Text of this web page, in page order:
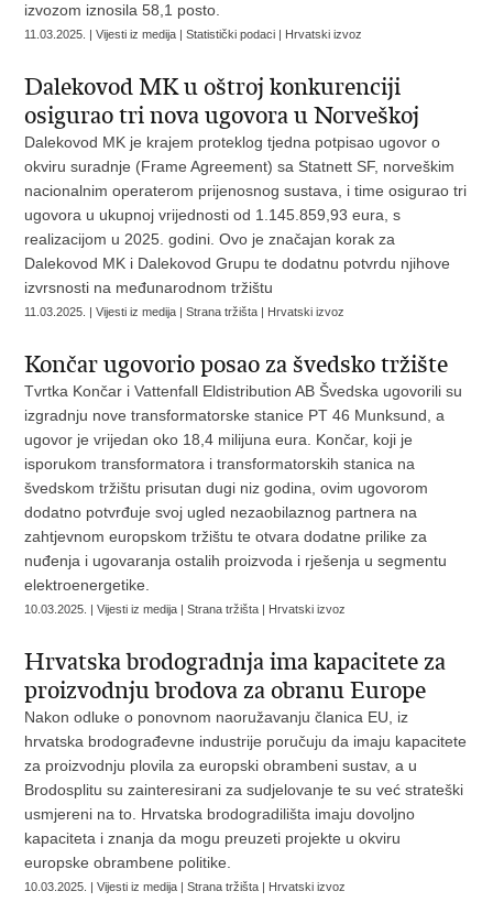
izvozom iznosila 58,1 posto.
11.03.2025. | Vijesti iz medija | Statistički podaci | Hrvatski izvoz
Dalekovod MK u oštroj konkurenciji
osigurao tri nova ugovora u Norveškoj
Dalekovod MK je krajem proteklog tjedna potpisao ugovor o
okviru suradnje (Frame Agreement) sa Statnett SF, norveškim
nacionalnim operaterom prijenosnog sustava, i time osigurao tri
ugovora u ukupnoj vrijednosti od 1.145.859,93 eura, s
realizacijom u 2025. godini. Ovo je značajan korak za
Dalekovod MK i Dalekovod Grupu te dodatnu potvrdu njihove
izvrsnosti na međunarodnom tržištu
11.03.2025. | Vijesti iz medija | Strana tržišta | Hrvatski izvoz
Končar ugovorio posao za švedsko tržište
Tvrtka Končar i Vattenfall Eldistribution AB Švedska ugovorili su
izgradnju nove transformatorske stanice PT 46 Munksund, a
ugovor je vrijedan oko 18,4 milijuna eura. Končar, koji je
isporukom transformatora i transformatorskih stanica na
švedskom tržištu prisutan dugi niz godina, ovim ugovorom
dodatno potvrđuje svoj ugled nezaobilaznog partnera na
zahtjevnom europskom tržištu te otvara dodatne prilike za
nuđenja i ugovaranja ostalih proizvoda i rješenja u segmentu
elektroenergetike.
10.03.2025. | Vijesti iz medija | Strana tržišta | Hrvatski izvoz
Hrvatska brodogradnja ima kapacitete za
proizvodnju brodova za obranu Europe
Nakon odluke o ponovnom naoružavanju članica EU, iz
hrvatska brodograđevne industrije poručuju da imaju kapacitete
za proizvodnju plovila za europski obrambeni sustav, a u
Brodosplitu su zainteresirani za sudjelovanje te su već strateški
usmjereni na to. Hrvatska brodogradilišta imaju dovoljno
kapaciteta i znanja da mogu preuzeti projekte u okviru
europske obrambene politike.
10.03.2025. | Vijesti iz medija | Strana tržišta | Hrvatski izvoz